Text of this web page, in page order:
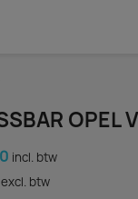
OPEL
incl. btw
excl. btw